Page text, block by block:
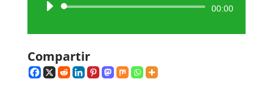
Reproductor
audio
00:00
Compartir